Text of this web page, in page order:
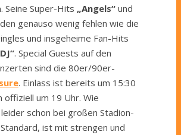
Seine Super-Hits „Angels“ und
genauso wenig fehlen wie die
und insgeheime Fan-Hits
. Special Guests auf den
sind die 80er/90er-
. Einlass ist bereits um 15:30
offiziell um 19 Uhr. Wie
schon bei großen Stadion-
ist mit strengen und